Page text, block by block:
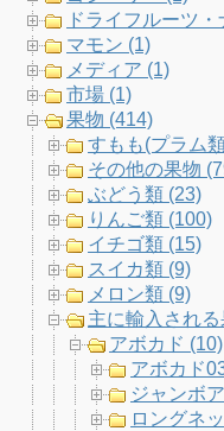
b
o
o
k
t
e
a
a
m
ドライフルーツ
マモン (1)
メディア (1)
市場 (1)
果物 (414)
すもも(プラム
その他の果物
ぶどう類 (23)
りんご類 (100)
イチゴ類 (15)
スイカ類 (9)
メロン類 (9)
主に輸入され
アボカド (10)
アボカド
ジャンボ
ロングネ